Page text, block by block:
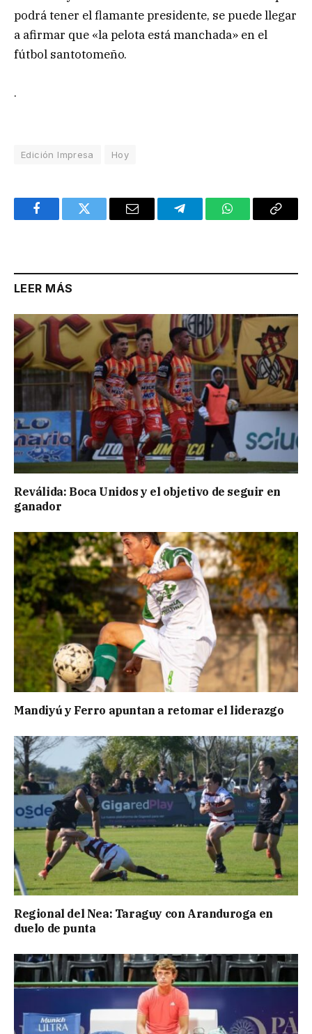
podrá tener el flamante presidente, se puede llegar
a afirmar que «la pelota está manchada» en el
fútbol santotomeño.
.
Edición Impresa Hoy
FacebookTwitter Email TelegramWhatsAppCopy
LEER MÁS
Reválida: Boca Unidos y el objetivo de seguir en
ganador
Mandiyú y Ferro apuntan a retomar el liderazgo
Regional del Nea: Taraguy con Aranduroga en
duelo de punta